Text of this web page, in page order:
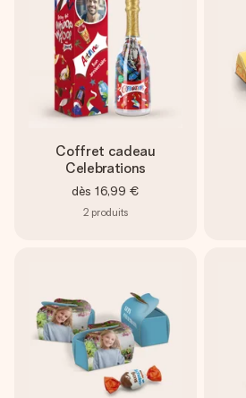
Coffret cadeau
Celebrations
dès 16,99 €
2 produits